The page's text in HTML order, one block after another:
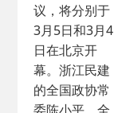
议，将分别于
3月5日和3月4
日在北京开
幕。浙江民建
的全国政协常